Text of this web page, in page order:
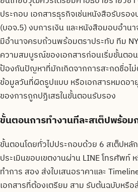
ประกอบ เอกสารธุรกิจเช่นหนังสือรับร
(บอจ.5) งบการเงิน และหนังสือมอบอำน
มีอำนาจครบถ้วนพร้อมตราประทับ ทีม
ความสมบูรณ์ของเอกสารก่อนเริ่มขั้นตอ
ป้องกันปัญหาที่มักเกิดจากการสะกดชื่อไ
ข้อมูลวันที่ผิดรูปแบบ หรือเอกสารหมดอา
ของการถูกปฏิเสธในขั้นตอนรับรอง
ขั้นตอนการทำงานทีละสเต็ปพร้อม
ขั้นตอนโดยทั่วไปประกอบด้วย 6 สเต็ปหลั
ประเมินขอบเขตงานผ่าน LINE โทรศัพท์
ทำการ สอง ส่งใบเสนอราคาและ
เอกสารที่ต้องเตรียม สาม รับต้นฉบับหรือ